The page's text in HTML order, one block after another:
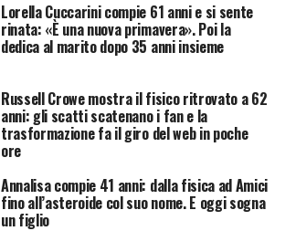
Lorella Cuccarini compie 61 anni e si sente
rinata: «È una nuova primavera». Poi la
dedica al marito dopo 35 anni insieme
Russell Crowe mostra il fisico ritrovato a 62
anni: gli scatti scatenano i fan e la
trasformazione fa il giro del web in poche
ore
Annalisa compie 41 anni: dalla fisica ad Amici
fino all’asteroide col suo nome. E oggi sogna
un figlio